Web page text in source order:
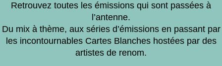
Retrouvez toutes les émissions qui sont passées à
l’antenne.
Du mix à thème, aux séries d’émissions en passant par
les incontournables Cartes Blanches hostées par des
artistes de renom.